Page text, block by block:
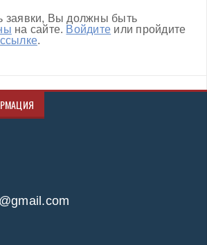
заявки, Вы должны быть
на сайте. Войдите или пройдите
ссылке.